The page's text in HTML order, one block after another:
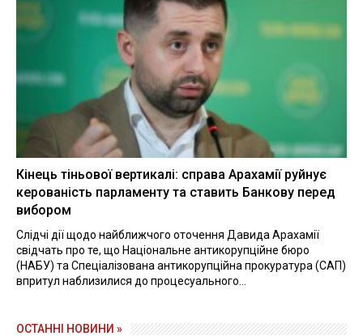
Кінець тіньової вертикалі: справа Арахамії руйнує
керованість парламенту та ставить Банкову перед
вибором
Слідчі дії щодо найближчого оточення Давида Арахамії
свідчать про те, що Національне антикорупційне бюро
(НАБУ) та Спеціалізована антикорупційна прокуратура (САП)
впритул наблизилися до процесуального...
ОСТАННІ НОВИНИ »